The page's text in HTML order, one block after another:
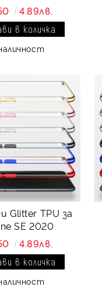
4.89лв.
Glitter TPU за
SE 2020
4.89лв.